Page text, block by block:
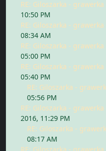
RE: Giloszarka - grawerka
10:50 PM
RE: Giloszarka - grawerka
08:34 AM
RE: Giloszarka - grawerka
05:00 PM
RE: Giloszarka - grawerka
05:40 PM
RE: Giloszarka -
05:56 PM
RE: Giloszarka - grawerka
2016, 11:29 PM
RE: Giloszarka -
08:17 AM